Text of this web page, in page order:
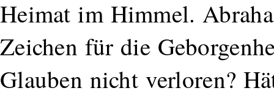
Heimat im Himmel.
Zeichen für die
Glauben nicht verloren?